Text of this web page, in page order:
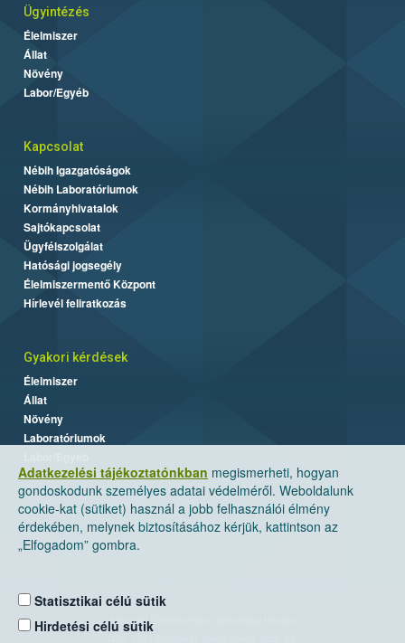
Adatkezelési tájékoztatónkban megismerheti, hogyan
gondoskodunk személyes adatai védelméről. Weboldalunk
cookie-kat (sütiket) használ a jobb felhasználói élmény
érdekében, melynek biztosításához kérjük, kattintson az
„Elfogadom” gombra.
Statisztikai célú sütik
Hirdetési célú sütik
Ügyintézés
Élelmiszer
Állat
Növény
Labor/Egyéb
Kapcsolat
Nébih Igazgatóságok
Nébih Laboratóriumok
Kormányhivatalok
Sajtókapcsolat
Ügyfélszolgálat
Hatósági jogsegély
Élelmiszermentő Központ
Hírlevél feliratkozás
Gyakori kérdések
Élelmiszer
Állat
Növény
Laboratóriumok
Nemzeti Élelmiszerlánc-biztonsági Hivatal